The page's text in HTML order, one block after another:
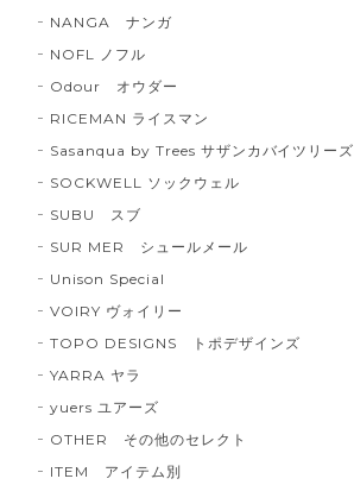
NANGA ナンガ
NOFL ノフル
Odour オウダー
RICEMAN ライスマン
Sasanqua by Trees サザンカバイツリーズ
SOCKWELL ソックウェル
SUBU スブ
SUR MER シュールメール
Unison Special
VOIRY ヴォイリー
TOPO DESIGNS トポデザインズ
YARRA ヤラ
yuers ユアーズ
OTHER その他のセレクト
ITEM アイテム別